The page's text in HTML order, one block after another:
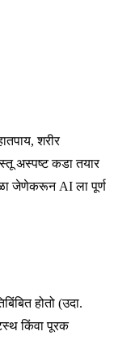
शरीर
अस्पष्ट कडा तयार
जेणेकरून AI ला पूर्ण
होतो (उदा.
किंवा पूरक